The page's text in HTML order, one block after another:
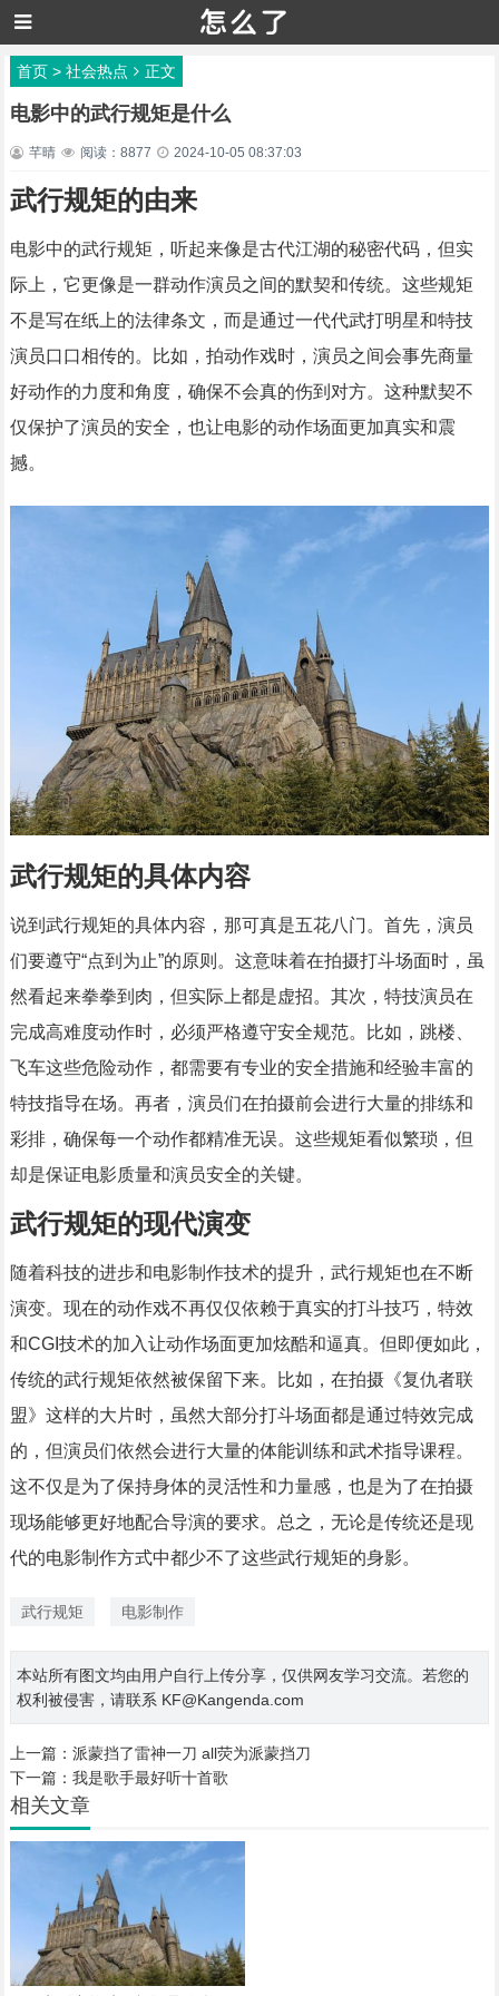
首页> 社会热点 正文
电影中的武行规矩是什么
芊晴 阅读：8877 2024-10-05 08:37:03
武行规矩的由来
电影中的武行规矩，听起来像是古代江湖的秘密代码，但实
际上，它更像是一群动作演员之间的默契和传统。这些规矩
不是写在纸上的法律条文，而是通过一代代武打明星和特技
演员口口相传的。比如，拍动作戏时，演员之间会事先商量
好动作的力度和角度，确保不会真的伤到对方。这种默契不
仅保护了演员的安全，也让电影的动作场面更加真实和震
撼。
武行规矩的具体内容
说到武行规矩的具体内容，那可真是五花八门。首先，演员
们要遵守“点到为止”的原则。这意味着在拍摄打斗场面时，虽
然看起来拳拳到肉，但实际上都是虚招。其次，特技演员在
完成高难度动作时，必须严格遵守安全规范。比如，跳楼、
飞车这些危险动作，都需要有专业的安全措施和经验丰富的
特技指导在场。再者，演员们在拍摄前会进行大量的排练和
彩排，确保每一个动作都精准无误。这些规矩看似繁琐，但
却是保证电影质量和演员安全的关键。
武行规矩的现代演变
随着科技的进步和电影制作技术的提升，武行规矩也在不断
演变。现在的动作戏不再仅仅依赖于真实的打斗技巧，特效
和CGI技术的加入让动作场面更加炫酷和逼真。但即便如此，
传统的武行规矩依然被保留下来。比如，在拍摄《复仇者联
盟》这样的大片时，虽然大部分打斗场面都是通过特效完成
的，但演员们依然会进行大量的体能训练和武术指导课程。
这不仅是为了保持身体的灵活性和力量感，也是为了在拍摄
现场能够更好地配合导演的要求。总之，无论是传统还是现
代的电影制作方式中都少不了这些武行规矩的身影。
武行规矩 电影制作
本站所有图文均由用户自行上传分享，仅供网友学习交流。若您的
权利被侵害，请联系 KF@Kangenda.com
上一篇： 派蒙挡了雷神一刀 all荧为派蒙挡刀
下一篇： 我是歌手最好听十首歌
相关文章